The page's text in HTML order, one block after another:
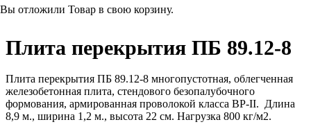
Вы отложили Товар в свою корзину.
Плита перекрытия ПБ 89.12-8
Плита перекрытия ПБ 89.12-8 многопустотная, облегченная
железобетонная плита, стендового безопалубочного
формования, армированная проволокой класса ВР-II. Длина
8,9 м., ширина 1,2 м., высота 22 см. Нагрузка 800 кг/м2.